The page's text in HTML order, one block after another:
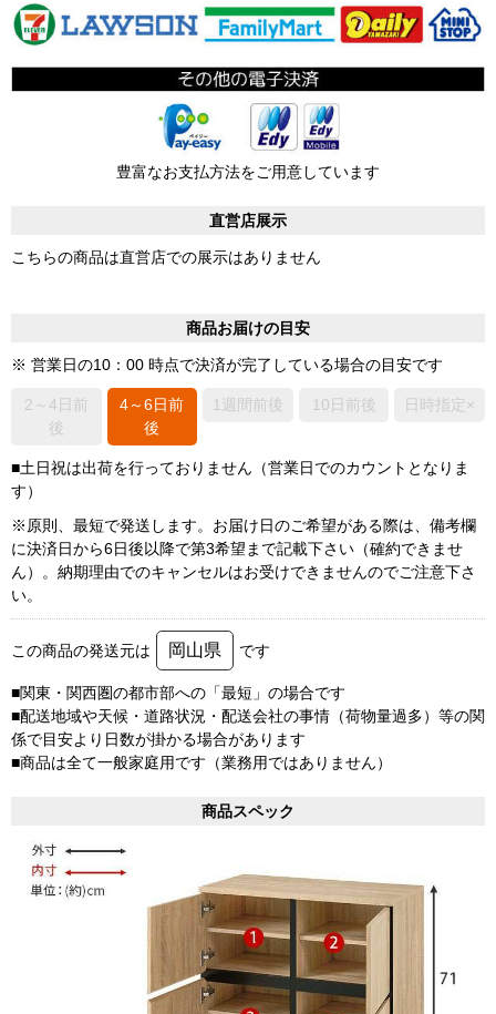
豊富なお支払方法をご用意しています
直営店展示
こちらの商品は直営店での展示はありません
商品お届けの目安
※ 営業日の10：00 時点で決済が完了している場合の目安です
2～4日前
後
4～6日前
後
1週間前後 10日前後 日時指定×
■土日祝は出荷を行っておりません（営業日でのカウントとなりま
す）
※原則、最短で発送します。お届け日のご希望がある際は、備考欄
に決済日から6日後以降で第3希望まで記載下さい（確約できませ
ん）。納期理由でのキャンセルはお受けできませんのでご注意下さ
い。
この商品の発送元は 岡山県 です
■関東・関西圏の都市部への「最短」の場合です
■配送地域や天候・道路状況・配送会社の事情（荷物量過多）等の関
係で目安より日数が掛かる場合があります
■商品は全て一般家庭用です（業務用ではありません）
商品スペック